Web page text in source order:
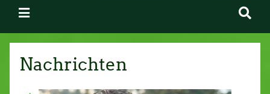
Nachrichten